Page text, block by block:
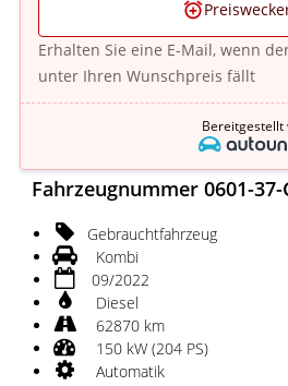
Erhalten Sie eine E-Mail, wenn
unter Ihren Wunschpreis fällt
Bereitgestellt
Fahrzeugnummer 0601-37-
Gebrauchtfahrzeug
Kombi
09/2022
Diesel
62870 km
150 kW (204 PS)
Automatik